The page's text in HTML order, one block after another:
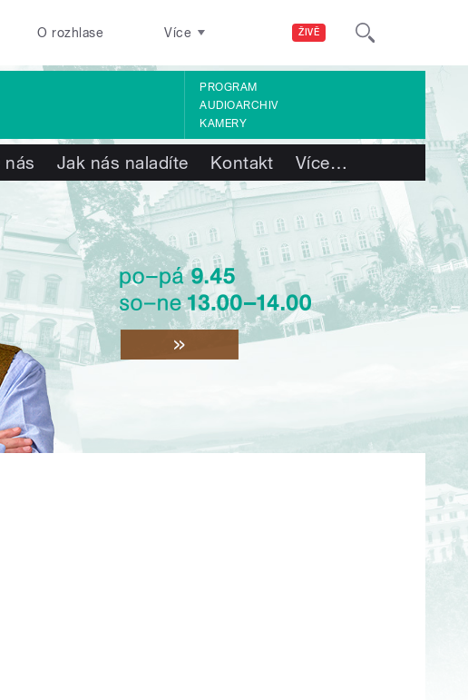
ŽIVĚ
O rozhlase Více
PROGRAM
AUDIOARCHIV
KAMERY
nás Jak nás naladíte Kontakt Více…